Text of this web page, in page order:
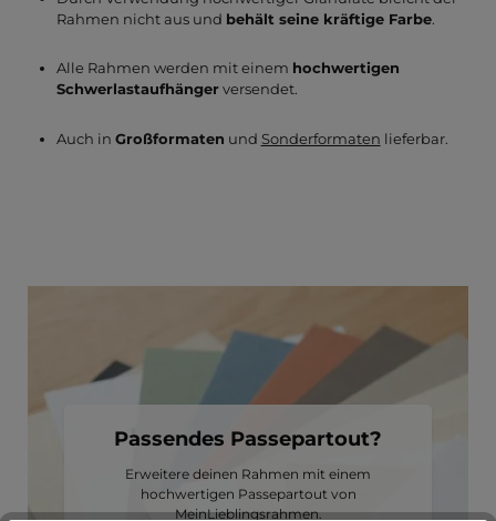
Rahmen nicht aus und behält seine kräftige Farbe.
Alle Rahmen werden mit einem hochwertigen
Schwerlastaufhängerversendet.
Auch in Großformaten und Sonderformaten lieferbar.
Passendes Passepartout?
Erweitere deinen Rahmen mit einem
hochwertigen Passepartout von
MeinLieblingsrahmen.